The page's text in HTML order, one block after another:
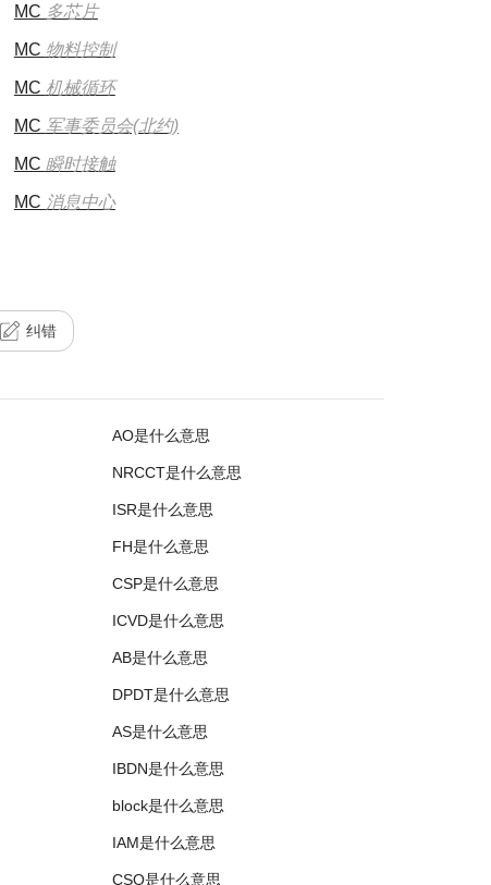
MC 多芯片
MC 物料控制
MC 机械循环
MC 军事委员会(北约)
MC 瞬时接触
MC 消息中心
纠错
AO是什么意思
NRCCT是什么意思
ISR是什么意思
FH是什么意思
CSP是什么意思
ICVD是什么意思
AB是什么意思
DPDT是什么意思
AS是什么意思
IBDN是什么意思
block是什么意思
IAM是什么意思
CSO是什么意思